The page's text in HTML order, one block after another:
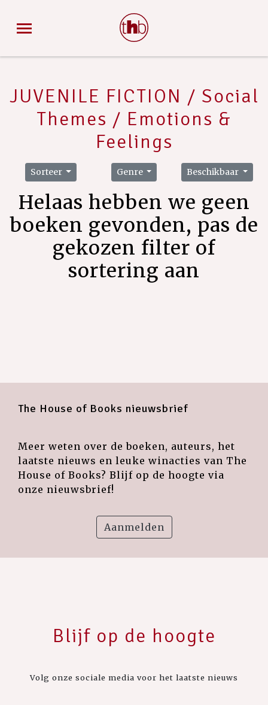
JUVENILE FICTION / Social
Themes / Emotions &
Feelings
Sorteer Genre Beschikbaar
Helaas hebben we geen
boeken gevonden, pas de
gekozen filter of
sortering aan
The House of Books nieuwsbrief
Meer weten over de boeken, auteurs, het
laatste nieuws en leuke winacties van The
House of Books? Blijf op de hoogte via
onze nieuwsbrief!
Aanmelden
Blijf op de hoogte
Volg onze sociale media voor het laatste nieuws